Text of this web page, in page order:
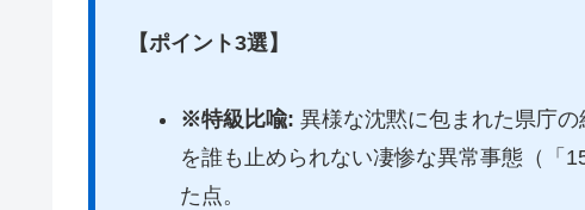
【ポイント3選】
※特級比喩: 異様な沈黙に包まれた県庁
を誰も止められない凄惨な異常事態（「
た点。